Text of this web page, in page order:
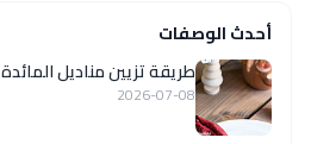
أحدث الوصفات
طريقة تزيين مناديل المائدة
2026-07-08